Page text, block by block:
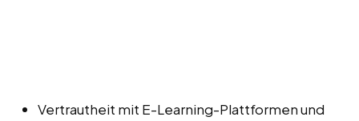
Vertrautheit mit E-Learning-Plattformen und